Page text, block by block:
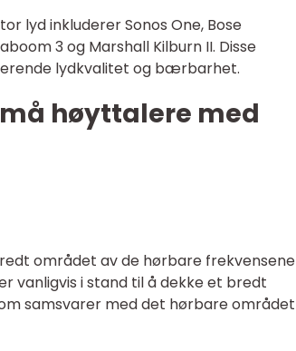
lyd inkluderer Sonos One, Bose
3 og Marshall Kilburn II. Disse
lydkvalitet og bærbarhet.
høyttalere med
området av de hørbare frekvensene
vanligvis i stand til å dekke et bredt
samsvarer med det hørbare området